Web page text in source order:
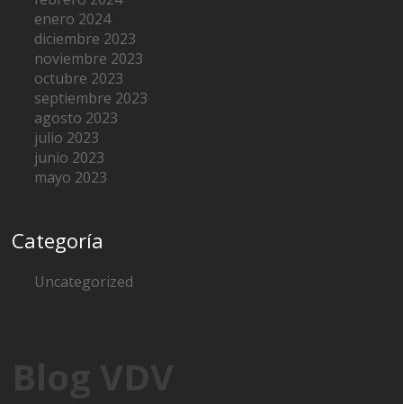
enero 2024
diciembre 2023
noviembre 2023
octubre 2023
septiembre 2023
agosto 2023
julio 2023
junio 2023
mayo 2023
Categoría
Uncategorized
Blog VDV